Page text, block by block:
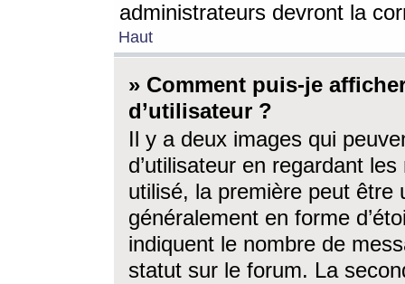
administrateurs devront la
Haut
» Comment puis-je
d’utilisateur ?
Il y a deux images qui
d’utilisateur en regardant
utilisé, la première peut être
généralement en forme
indiquent le nombre de
statut sur le forum. La